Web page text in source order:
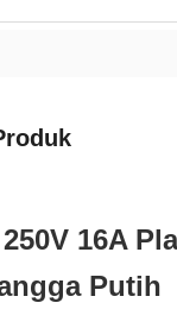
16A
Putih